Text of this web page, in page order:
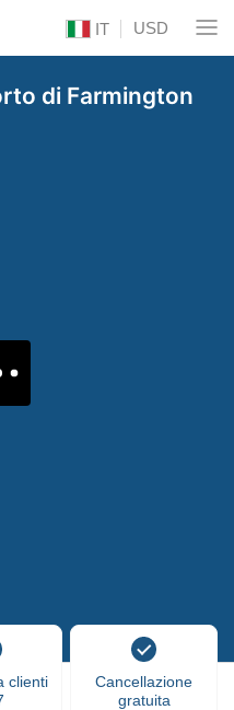
IT USD
di Farmington
clienti
Cancellazione
gratuita